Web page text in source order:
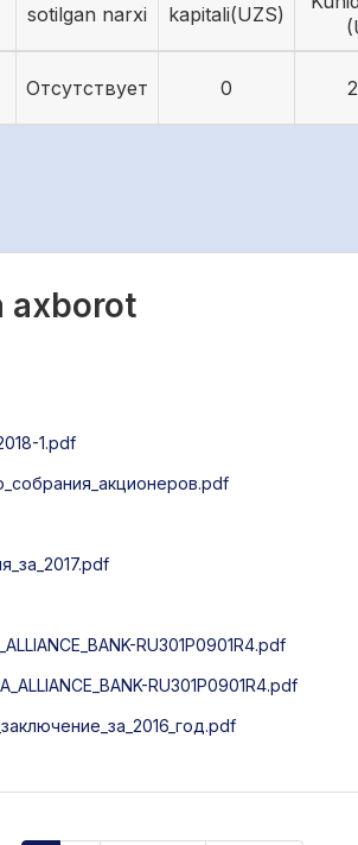
sotilgan narxi
kapitali(UZS)
Отсутствует 0
axborot
1.pdf
RU301P0901R4.pdf
RU301P0901R4.pdf